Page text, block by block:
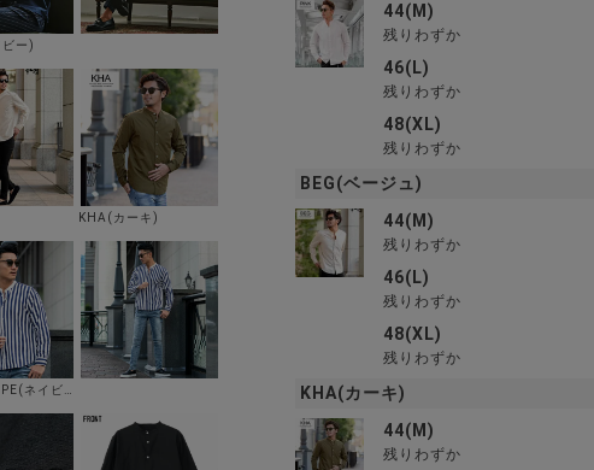
ー)
KHA(カーキ)
44(M)
残りわずか
46(L)
残りわずか
48(XL)
残りわずか
BEG(ベージュ)
44(M)
残りわずか
46(L)
残りわずか
48(XL)
残りわずか
KHA(カーキ)
44(M)
残りわずか